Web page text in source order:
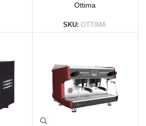
Ottima
SKU:OTTIMA